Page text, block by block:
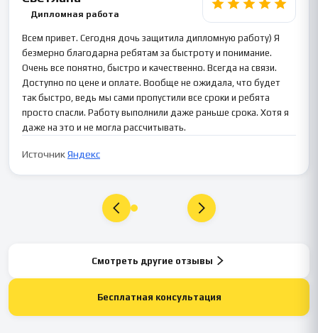
Дипломная работа
Всем привет. Сегодня дочь защитила дипломную работу) Я
безмерно благодарна ребятам за быстроту и понимание.
Очень все понятно, быстро и качественно. Всегда на связи.
Доступно по цене и оплате. Вообще не ожидала, что будет
так быстро, ведь мы сами пропустили все сроки и ребята
просто спасли. Работу выполнили даже раньше срока. Хотя я
даже на это и не могла рассчитывать.
ИсточникЯндекс
Смотреть другие отзывы
Бесплатная консультация